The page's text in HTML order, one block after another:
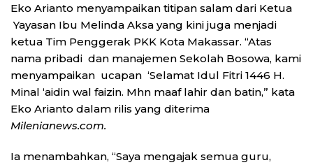
Eko Arianto menyampaikan titipan salam dari Ketua
Yayasan Ibu Melinda Aksa yang kini juga menjadi
ketua Tim Penggerak PKK Kota Makassar. “Atas
nama pribadi dan manajemen Sekolah Bosowa, kami
menyampaikan ucapan ‘Selamat Idul Fitri 1446 H.
Minal ‘aidin wal faizin. Mhn maaf lahir dan batin,” kata
Eko Arianto dalam rilis yang diterima
Milenianews.com.
Ia menambahkan, “Saya mengajak semua guru,